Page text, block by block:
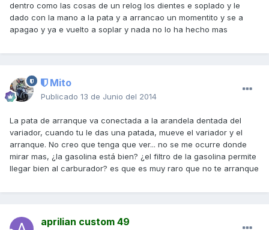
dentro como las cosas de un relog los dientes e soplado y le
dado con la mano a la pata y a arrancao un momentito y se a
apagao y ya e vuelto a soplar y nada no lo ha hecho mas
Mito
Publicado 13 de Junio del 2014
La pata de arranque va conectada a la arandela dentada del
variador, cuando tu le das una patada, mueve el variador y el
arranque. No creo que tenga que ver... no se me ocurre donde
mirar mas, ¿la gasolina está bien? ¿el filtro de la gasolina permite
llegar bien al carburador? es que es muy raro que no te arranque
aprilian custom 49